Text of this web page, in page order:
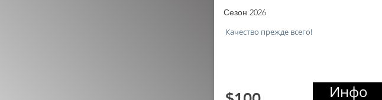
Сезон 2026
Качество прежде всего!
Инфо